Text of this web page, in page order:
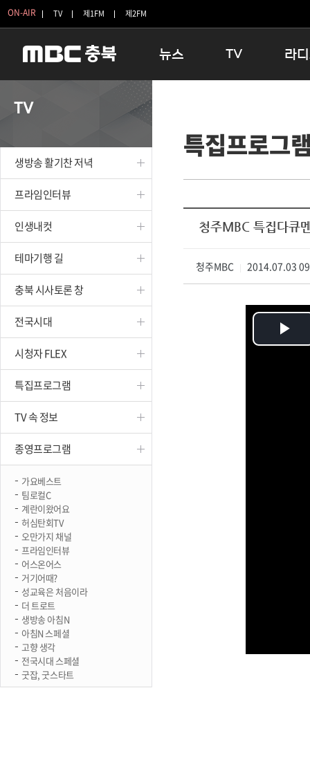
ON-AIR TV 제1FM 제2FM
뉴스
보은
옥천
TV
인생내컷
테마기행 길
시청자 FLEX
특집프로그램
종영프로그램
라
16:00 완
우리 고
TV
생방송 활기찬 저녁
프라임인터뷰
인생내컷
테마기행 길
충북 시사토론 창
전국시대
시청자 FLEX
특집프로그램
TV 속 정보
종영프로그램
가요베스트
팀로컬C
계란이왔어요
허심탄회TV
오만가지 채널
프라임인터뷰
어스온어스
거기어때?
성교육은 처음이라
더 트로트
생방송 아침N
아침N 스페셜
고향 생각
전국시대 스페셜
굿잡, 굿스타트
특집프로그
청주MBC 특집다큐
청주MBC 2014.07.03